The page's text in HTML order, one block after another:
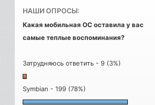
НАШИ ОПРОСЫ:
Какая мобильная ОС оставила у вас
самые теплые воспоминания?
Затрудняюсь ответить - 9 (3%)
Symbian - 199 (78%)